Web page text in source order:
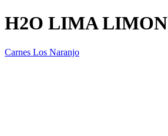
H2O LIMA LIMON
Carnes Los Naranjo